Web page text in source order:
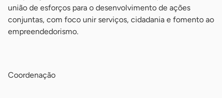
união de esforços para o desenvolvimento de ações
conjuntas, com foco unir serviços, cidadania e fomento ao
empreendedorismo.
Coordenação